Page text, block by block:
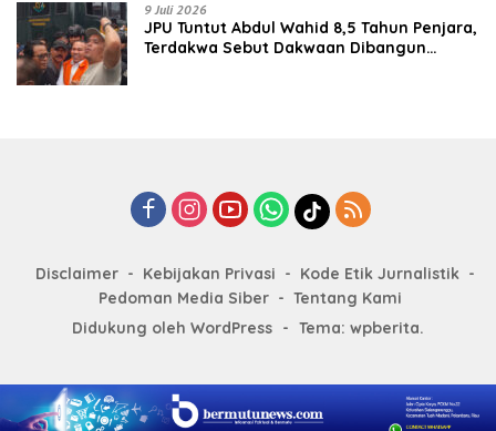
9 Juli 2026
JPU Tuntut Abdul Wahid 8,5 Tahun Penjara,
Terdakwa Sebut Dakwaan Dibangun
Disclaimer Kebijakan Privasi
Kode Etik Jurnalistik
Pedoman Media Siber
Tentang Kami
Didukung oleh WordPress - Tema: wpberita.